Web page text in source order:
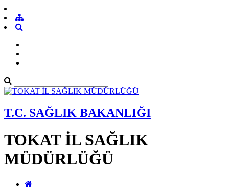
T.C. SAĞLIK BAKANLIĞI
TOKAT İL SAĞLIK
MÜDÜRLÜĞÜ